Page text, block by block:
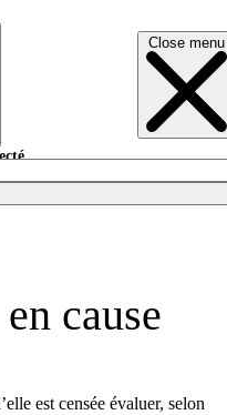
Close menu
cause
est censée évaluer, selon